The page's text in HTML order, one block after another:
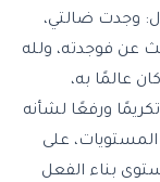
وجدت ضالتي،
عن فوجدته، ولله
عالمًا به،
ورفعًا لشأنه
على
بناء الفعل